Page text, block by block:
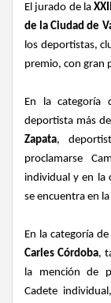
El jurado de la
de la Ciudad de
los deportistas,
premio, con gran
En la categoría
deportista más
Zapata,
proclamarse
individual y en la
se encuentra en
En la categoría
Carles Córdoba,
la mención de
Cadete